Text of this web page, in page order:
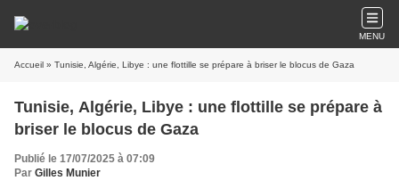
MENU
Accueil » Tunisie, Algérie, Libye : une flottille se prépare à briser le blocus de Gaza
Tunisie, Algérie, Libye : une flottille se prépare à
briser le blocus de Gaza
Publié le 17/07/2025 à 07:09
Par Gilles Munier